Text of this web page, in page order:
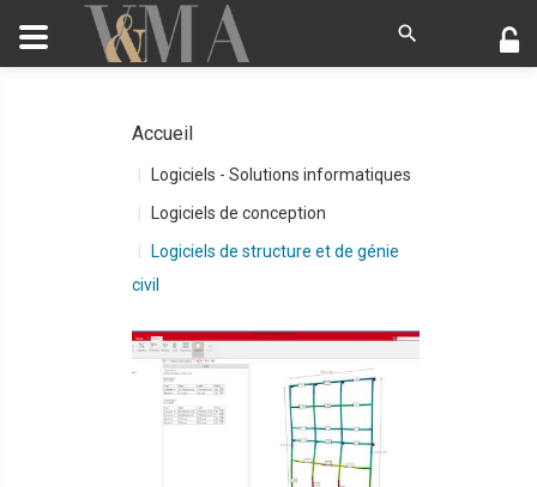
Accueil
Logiciels - Solutions informatiques
Logiciels de conception
Logiciels de structure et de génie
civil